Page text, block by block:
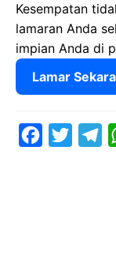
Kesempatan
lamaran Anda
impian Anda di
Lamar